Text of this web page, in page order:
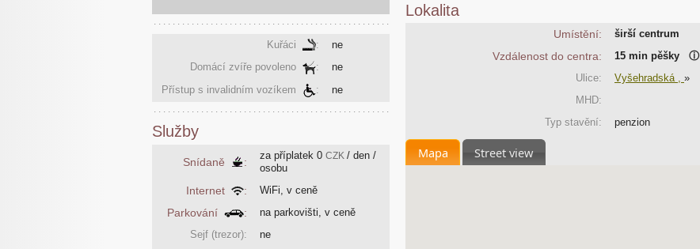
Lokalita
Umístění: širší centrum
Vzdálenost do centra: 15 min pěšky ⓘ
Ulice:
Vyšehradská , »
MHD:
Typ stavění:
penzion
Mapa Street view
Kuřáci :
ne
Domácí zvíře povoleno
:
ne
Přístup s invalidním vozíkem
: ne
Služby
Snídaně :
za příplatek 0 CZK / den /
osobu
Internet : WiFi, v ceně
Parkování :
na parkovišti, v ceně
Sejf (trezor):
ne